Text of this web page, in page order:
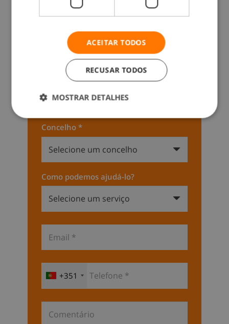
Coloque seu codigo Postal *
Concelho *
Como podemos ajudá-lo?
+351
ACEITAR TODOS
RECUSAR TODOS
MOSTRAR DETALHES